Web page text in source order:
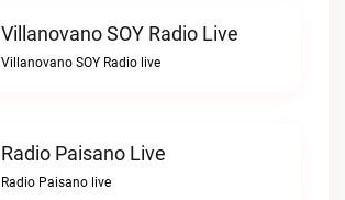
Villanovano SOY Radio Live
Villanovano SOY Radio live
Radio Paisano Live
Radio Paisano live